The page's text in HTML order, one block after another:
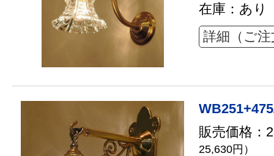
在庫：あり
詳細（ご
販売価格：
25,630円）